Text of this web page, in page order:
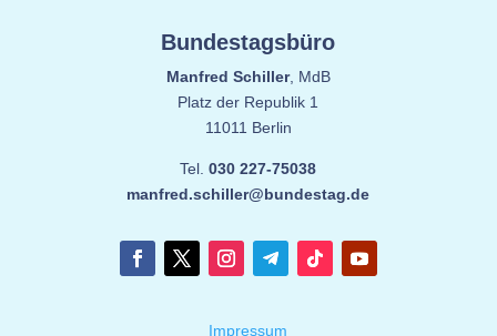
Bundestagsbüro
Manfred Schiller, MdB
Platz der Republik 1
11011 Berlin
Tel.030 227-75038
manfred.schiller@bundestag.de
Impressum